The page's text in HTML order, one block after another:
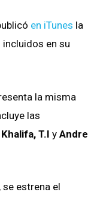
en iTunes la
en su
la misma
las
T.I y Andre
se estrena el